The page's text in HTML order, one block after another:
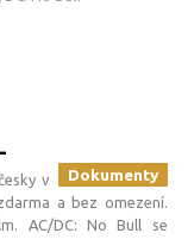
Dokumenty
v
a bez omezení.
AC/DC: No Bull se